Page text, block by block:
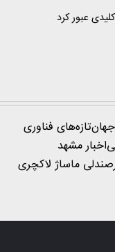
تازه‌های فناوری
اخبار مشهد
صندلی ماساژ لاکچری